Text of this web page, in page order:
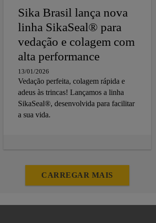
Sika Brasil lança nova
linha SikaSeal® para
vedação e colagem com
alta performance
13/01/2026
Vedação perfeita, colagem rápida e
adeus às trincas! Lançamos a linha
SikaSeal®, desenvolvida para facilitar
a sua vida.
CARREGAR MAIS